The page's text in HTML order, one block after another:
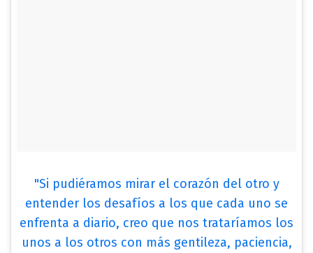
"Si pudiéramos mirar el corazón del otro y
entender los desafíos a los que cada uno se
enfrenta a diario, creo que nos trataríamos los
unos a los otros con más gentileza, paciencia,